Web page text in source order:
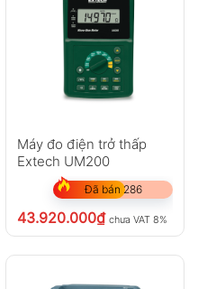
Máy đo điện trở thấp
Extech UM200
Đã bán 286
43.920.000₫ chưa VAT 8%